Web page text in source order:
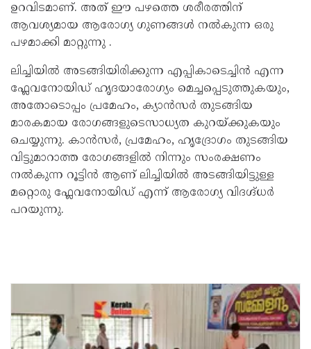
ഉറവിടമാണ്. അത് ഈ പഴത്തെ ശരീരത്തിന്
ആവശ്യമായ ആരോഗ്യ ഗുണങ്ങൾ നൽകുന്ന ഒരു
പഴമാക്കി മാറ്റുന്നു .
ലിച്ചിയിൽ അടങ്ങിയിരിക്കുന്ന എപ്പികാടെച്ചിൻ എന്ന
ഫ്ലേവനോയിഡ് ഹൃദയാരോഗ്യം മെച്ചപ്പെടുത്തുകയും,
അതോടൊപ്പം പ്രമേഹം, ക്യാൻസർ തുടങ്ങിയ
മാരകമായ രോഗങ്ങളുടെസാധ്യത കുറയ്ക്കുകയും
ചെയ്യുന്നു. കാൻസർ, പ്രമേഹം, ഹൃദ്രോഗം തുടങ്ങിയ
വിട്ടുമാറാത്ത രോഗങ്ങളിൽ നിന്നും സംരക്ഷണം
നൽകുന്ന റൂട്ടിൻ ആണ് ലിച്ചിയിൽ അടങ്ങിയിട്ടുള്ള
മറ്റൊരു ഫ്ലേവനോയിഡ് എന്ന് ആരോഗ്യ വിദഗ്ദ്ധർ
പറയുന്നു.